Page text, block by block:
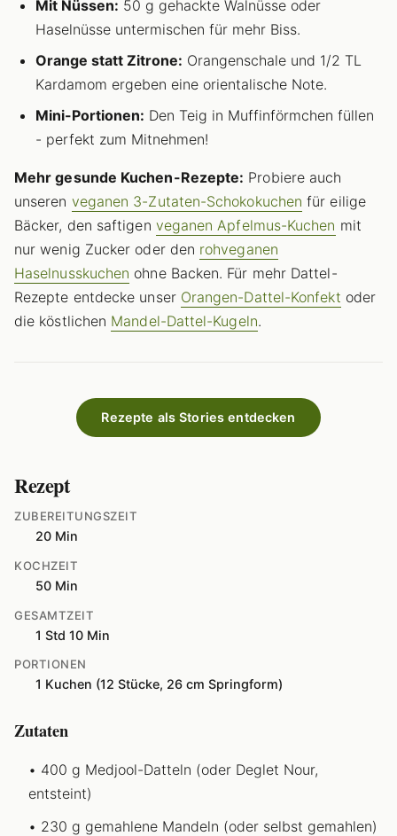
Mit Nüssen: 50 g gehackte Walnüsse oder
Haselnüsse untermischen für mehr Biss.
Orange statt Zitrone: Orangenschale und 1/2 TL
Kardamom ergeben eine orientalische Note.
Mini-Portionen: Den Teig in Muffinförmchen füllen
- perfekt zum Mitnehmen!
Mehr gesunde Kuchen-Rezepte: Probiere auch
unseren veganen 3-Zutaten-Schokokuchen für eilige
Bäcker, den saftigen veganen Apfelmus-Kuchen mit
nur wenig Zucker oder den rohveganen
Haselnusskuchen ohne Backen. Für mehr Dattel-
Rezepte entdecke unser Orangen-Dattel-Konfekt oder
die köstlichen Mandel-Dattel-Kugeln.
Rezepte als Stories entdecken
Rezept
ZUBEREITUNGSZEIT
20 Min
KOCHZEIT
50 Min
GESAMTZEIT
1 Std 10 Min
PORTIONEN
1 Kuchen (12 Stücke, 26 cm Springform)
Zutaten
400 g Medjool-Datteln (oder Deglet Nour,
entsteint)
230 g gemahlene Mandeln (oder selbst gemahlen)